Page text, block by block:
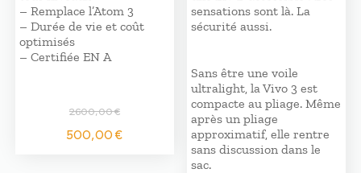
– Remplace l’Atom 3
– Durée de vie et coût
optimisés
– Certifiée EN A
2600,00€
Le
prix
500,00€Le
sensations sont là. La
sécurité aussi.
Sans être une voile
ultralight, la Vivo 3 est
compacte au pliage. Même
après un pliage
approximatif, elle rentre
sans discussion dans le
sac.